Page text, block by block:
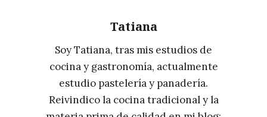
Tatiana
Soy Tatiana, tras mis estudios de
cocina y gastronomía, actualmente
estudio pastelería y panadería.
Reivindico la cocina tradicional y la